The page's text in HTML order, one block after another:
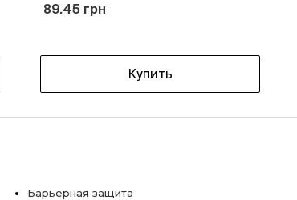
89.45 грн
Купить
Барьерная защита